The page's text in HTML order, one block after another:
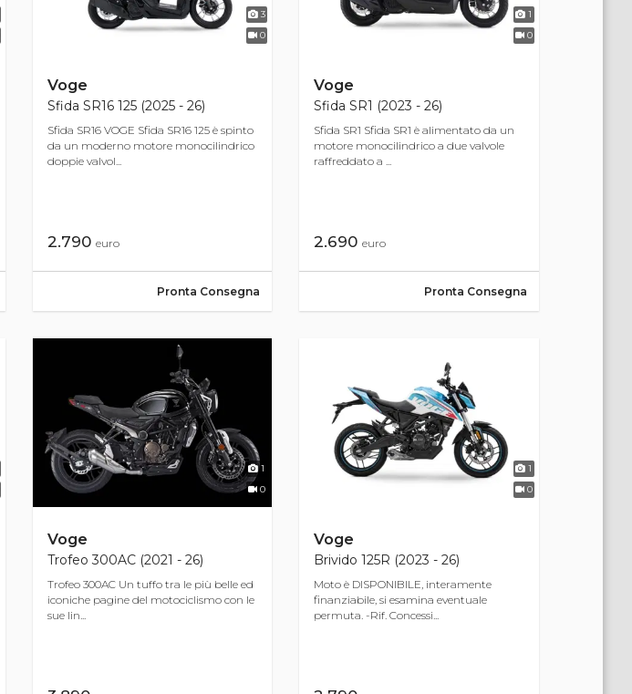
3
0
Voge
Sfida SR16 125 (2025 - 26)
Sfida SR16 VOGE Sfida SR16 125 è spinto
da un moderno motore monocilindrico
doppie valvol...
2.790 euro
Pronta Consegna
1
0
Voge
Sfida SR1 (2023 - 26)
Sfida SR1 Sfida SR1 è alimentato da un
motore monocilindrico a due valvole
raffreddato a ...
2.690euro
Pronta Consegna
1
0
Voge
Trofeo 300AC (2021 - 26)
Trofeo 300AC Un tuffo tra le più belle ed
iconiche pagine del motociclismo con le
sue lin...
1
0
Voge
Brivido 125R (2023 - 26)
Moto è DISPONIBILE, interamente
finanziabile, si esamina eventuale
permuta. -Rif. Concessi...